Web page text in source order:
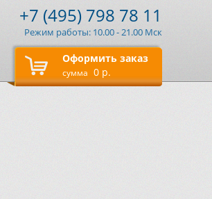
Оформить заказ
сумма 0 р.
+7 (495) 798 78 11
Режим работы: 10.00 - 21.00 Мск